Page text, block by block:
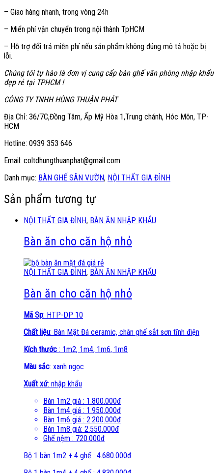
– Giao hàng nhanh, trong vòng 24h
– Miển phí vận chuyển trong nội thành TpHCM
– Hỗ trợ đổi trả miễn phí nếu sản phẩm không đúng mô tả hoặc bị
lỗi.
Chúng tôi tự hào là đơn vị cung cấp bàn ghế văn phòng nhập khẩu
đẹp rẻ tại TPHCM !
CÔNG TY TNHH HÙNG THUẬN PHÁT
Địa Chỉ: 36/7C,Đồng Tâm, Ấp Mỹ Hòa 1,Trung chánh, Hóc Môn, TP-
HCM
Hotline: 0939 353 646
Email: coltdhungthuanphat@gmail.com
Danh mục: BÀN GHẾ SÂN VƯỜN, NỘI THẤT GIA ĐÌNH
Sản phẩm tương tự
NỘI THẤT GIA ĐÌNH, BÀN ĂN NHẬP KHẨU
Bàn ăn cho căn hộ nhỏ
NỘI THẤT GIA ĐÌNH, BÀN ĂN NHẬP KHẨU
Bàn ăn cho căn hộ nhỏ
Mã Sp: HTP-DP 10
Chất liệu: Bàn Mặt Đá ceramic, chân ghế sắt sơn tĩnh điện
Kích thước : 1m2, 1m4, 1m6, 1m8
Màu sắc: xanh ngọc
Xuất xứ: nhập khẩu
Bàn 1m2 giá : 1.800.000đ
Bàn 1m4 giá : 1.950.000đ
Bàn 1m6 giá : 2.200.000đ
Bàn 1m8 giá: 2.550.000đ
Ghế nệm : 720.000đ
Bộ 1 bàn 1m2 + 4 ghế : 4.680.000đ